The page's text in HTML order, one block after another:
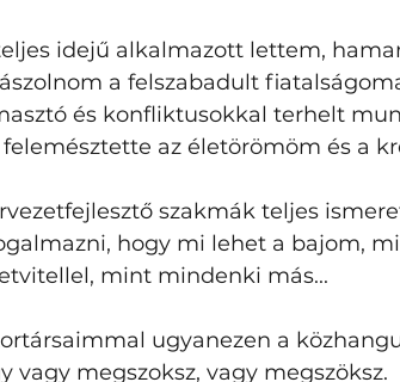
idejű alkalmazott lettem,
a felszabadult
és konfliktusokkal terhelt
az életörömöm és a
szakmák teljes
hogy mi lehet a bajom,
mint mindenki más...
ugyanezen a
vagy megszoksz, vagy megszöksz.